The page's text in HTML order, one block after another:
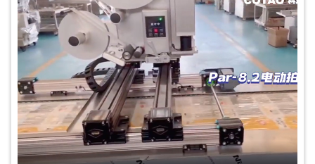
贴标对象：书本
贴标位置：顶贴
生产节拍：2.4秒
标签规格：60x50 mm 热转印标签